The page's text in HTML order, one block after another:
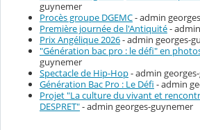
guynemer
Procès groupe DGEMC- admin
Première journée de l'Antiquité-
Prix Angélique 2026- admin georges-
"Génération bac pro : le défi" en
guynemer
Spectacle de Hip-Hop- admin
Génération Bac Pro : Le Défi - admin
Projet "La culture du vivant et
DESPRET"- admin georges-guynemer